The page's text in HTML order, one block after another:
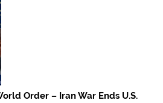
Order – Iran War Ends U.S.